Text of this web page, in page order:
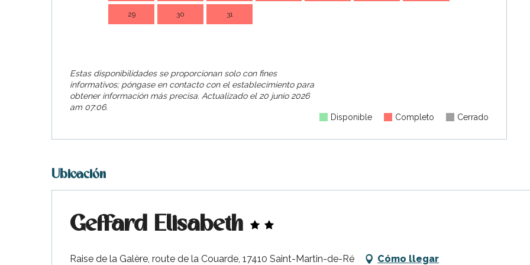
29 30 31
Estas disponibilidades se proporcionan solo con fines
informativos; póngase en contacto con el establecimiento para
obtener información más precisa.Actualizado el20 junio 2026
am 07:06.
Disponible
Completo Cerrado
Ubicación
Geffard Elisabeth
Raise de la Galère, route de la Couarde, 17410 Saint-Martin-de-Ré Cómo llegar